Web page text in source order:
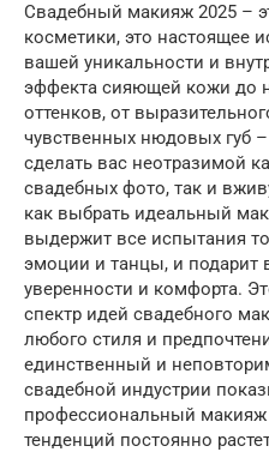
Свадебный макияж 2025 –
косметики, это настоящее
вашей уникальности и
эффекта сияющей кожи до
оттенков, от
чувственных нюдовых губ
сделать вас неотразимой
свадебных фото, так и
как выбрать идеальный
выдержит все испытания
эмоции и танцы, и подарит
уверенности и комфорта.
спектр идей свадебного
любого стиля и
единственный и
свадебной индустрии
профессиональный макияж
тенденций постоянно